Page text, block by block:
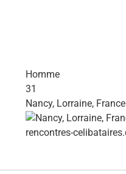
Homme
31
Nancy, Lorraine, France